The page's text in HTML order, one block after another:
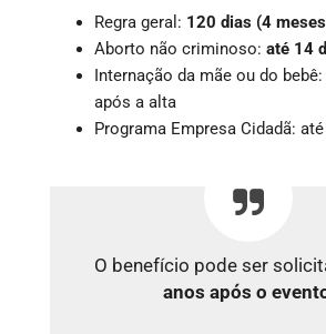
Regra geral: 120 dias (4
Aborto não criminoso: até 14
Internação da mãe ou do
após a alta
Programa Empresa Cidadã: até
O benefício pode ser
anos após o